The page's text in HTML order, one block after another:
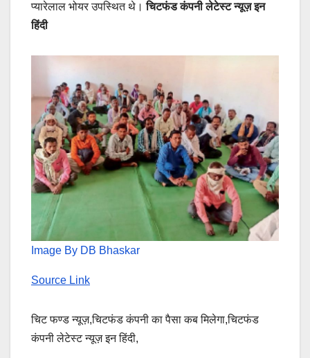
प्यारेलाल भोयर उपस्थित थे।चिटफंड कंपनी लेटेस्ट न्यूज़ इन
हिंदी
Image By DB Bhaskar
Source Link
चिट फण्ड न्यूज़,चिटफंड कंपनी का पैसा कब मिलेगा,चिटफंड
कंपनी लेटेस्ट न्यूज़ इन हिंदी,